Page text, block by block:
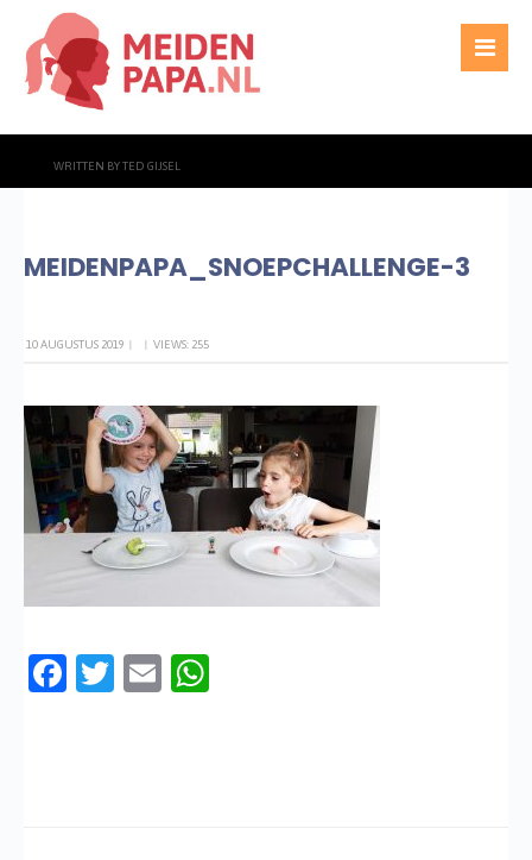
WRITTEN BYTED GIJSEL
MEIDENPAPA_SNOEPCHALLENGE-3
10 AUGUSTUS 2019 | | VIEWS: 255
Facebook
Twitter
Email